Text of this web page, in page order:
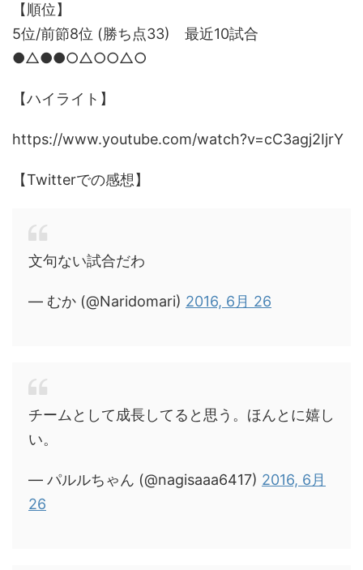
【順位】
5位/前節8位 (勝ち点33) 最近10試合
●△●●○△○○△○
【ハイライト】
https://www.youtube.com/watch?v=cC3agj2IjrY
【Twitterでの感想】
文句ない試合だわ
— むか (@Naridomari) 2016, 6月 26
チームとして成長してると思う。ほんとに嬉し
い。
— パルルちゃん (@nagisaaa6417) 2016, 6月
26